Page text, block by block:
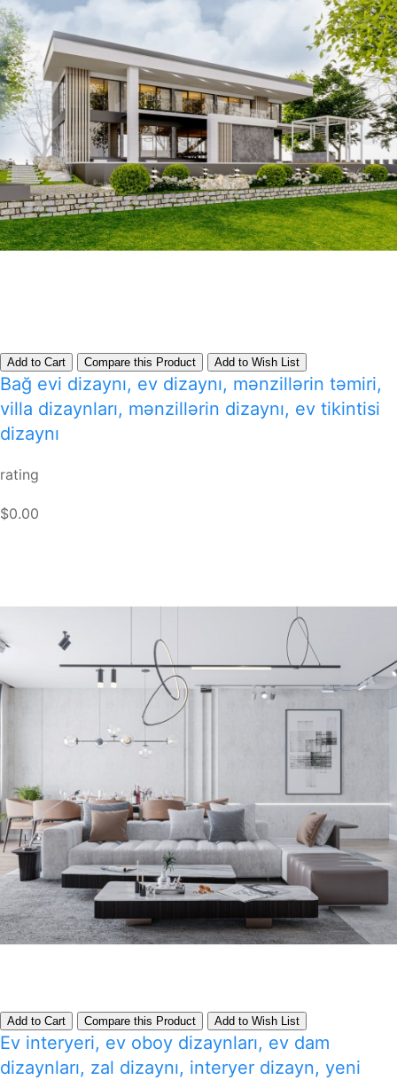
Add to Cart Compare this Product Add to Wish List
Bağ evi dizaynı, ev dizaynı, mənzillərin təmiri,
villa dizaynları, mənzillərin dizaynı, ev tikintisi
dizaynı
rating
$0.00
Add to Cart Compare this Product Add to Wish List
Ev interyeri, ev oboy dizaynları, ev dam
dizaynları, zal dizaynı, interyer dizayn, yeni